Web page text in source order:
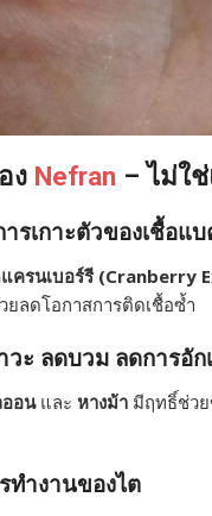
ง Nefran – ไม่ใ
รเกาะตัวของเชื้อแบ
ครนเบอร์รี (Cranberry
ยลดโอกาสการติดเชื้อซ้ำ
วะ ลดบวม ลดการอัก
อนและ หางม้า มีฤทธิ์ช่ว
ทำงานของไต